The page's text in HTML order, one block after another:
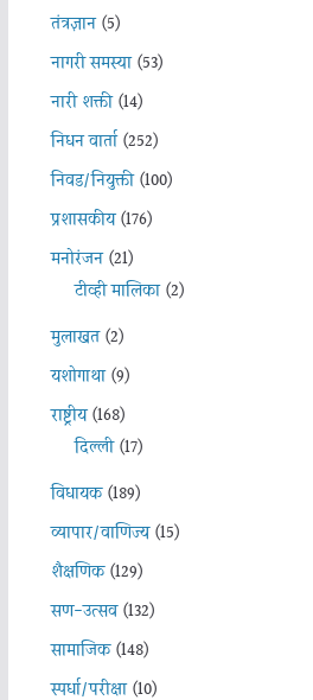
तंत्रज्ञान(5)
नागरी समस्या(53)
नारी शक्ती(14)
निधन वार्ता(252)
निवड/नियुक्ती(100)
प्रशासकीय(176)
मनोरंजन(21)
टीव्ही मालिका(2)
मुलाखत(2)
यशोगाथा(9)
राष्ट्रीय(168)
दिल्ली(17)
विधायक(189)
व्यापार/वाणिज्य(15)
शैक्षणिक(129)
सण-उत्सव(132)
सामाजिक(148)
स्पर्धा/परीक्षा(10)